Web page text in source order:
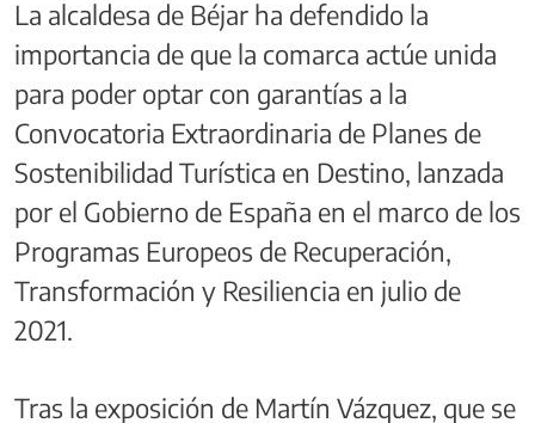
La alcaldesa de Béjar ha defendido la
importancia de que la comarca actúe unida
para poder optar con garantías a la
Convocatoria Extraordinaria de Planes de
Sostenibilidad Turística en Destino, lanzada
por el Gobierno de España en el marco de los
Programas Europeos de Recuperación,
Transformación y Resiliencia en julio de
2021.
Tras la exposición de Martín Vázquez, que se